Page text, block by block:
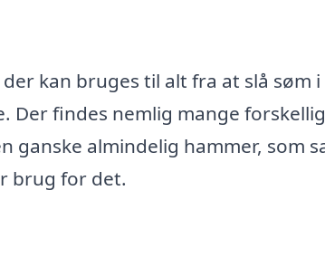
kan bruges til alt fra at slå søm
findes nemlig mange
ganske almindelig hammer, som
brug for det.